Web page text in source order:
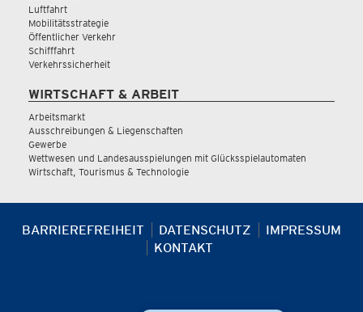
Luftfahrt
Mobilitätsstrategie
Öffentlicher Verkehr
Schifffahrt
Verkehrssicherheit
WIRTSCHAFT & ARBEIT
Arbeitsmarkt
Ausschreibungen & Liegenschaften
Gewerbe
Wettwesen und Landesausspielungen mit Glücksspielautomaten
Wirtschaft, Tourismus & Technologie
BARRIEREFREIHEIT DATENSCHUTZ
IMPRESSUM
KONTAKT